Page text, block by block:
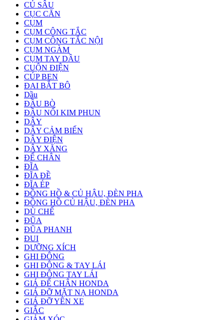
CỦ SÂU
CỤC CĂN
CỤM
CỤM CÔNG TẮC
CỤM CÔNG TẮC NỘI
CỤM NGÀM
CỤM TAY DẦU
CUỘN ĐIỆN
CÚP BEN
ĐAI BẮT BÔ
Dầu
ĐẦU BÒ
ĐẦU NỐI KIM PHUN
DÂY
DÂY CẢM BIẾN
DÂY ĐIỆN
DÂY XĂNG
ĐỂ CHÂN
ĐĨA
ĐĨA ĐỀ
ĐĨA ÉP
ĐỒNG HỒ & CỦ HẬU, ĐÈN PHA
ĐỒNG HỒ CỦ HẬU, ĐÈN PHA
DÙ CHẾ
ĐŨA
ĐŨA PHANH
ĐUI
DƯỠNG XÍCH
GHI ĐÔNG
GHI ĐÔNG & TAY LÁI
GHI ĐÔNG TAY LÁI
GIÁ ĐỂ CHÂN HONDA
GIÁ ĐỠ MẶT NẠ HONDA
GIÁ ĐỠ YÊN XE
GIẮC